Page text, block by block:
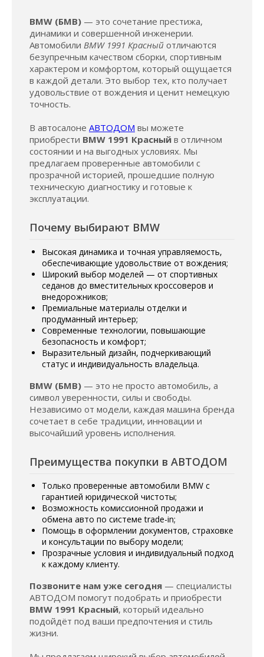
BMW (БМВ) — это сочетание престижа,
динамики и совершенной инженерии.
Автомобили BMW 1991 Красный отличаются
безупречным качеством сборки, спортивным
характером и комфортом, который ощущается
в каждой детали. Это выбор тех, кто получает
удовольствие от вождения и ценит немецкую
точность.
В автосалоне АВТОДОМ вы можете
приобрести BMW 1991 Красный в отличном
состоянии и на выгодных условиях. Мы
предлагаем проверенные автомобили с
прозрачной историей, прошедшие полную
техническую диагностику и готовые к
эксплуатации.
Почему выбирают BMW
Высокая динамика и точная управляемость,
обеспечивающие удовольствие от вождения;
Широкий выбор моделей — от спортивных
седанов до вместительных кроссоверов и
внедорожников;
Премиальные материалы отделки и
продуманный интерьер;
Современные технологии, повышающие
безопасность и комфорт;
Выразительный дизайн, подчеркивающий
статус и индивидуальность владельца.
BMW (БМВ) — это не просто автомобиль, а
символ уверенности, силы и свободы.
Независимо от модели, каждая машина бренда
сочетает в себе традиции, инновации и
высочайший уровень исполнения.
Преимущества покупки в АВТОДОМ
Только проверенные автомобили BMW с
гарантией юридической чистоты;
Возможность комиссионной продажи и
обмена авто по системе trade-in;
Помощь в оформлении документов, страховке
и консультации по выбору модели;
Прозрачные условия и индивидуальный подход
к каждому клиенту.
Позвоните нам уже сегодня — специалисты
АВТОДОМ помогут подобрать и приобрести
BMW 1991 Красный, который идеально
подойдёт под ваши предпочтения и стиль
жизни.